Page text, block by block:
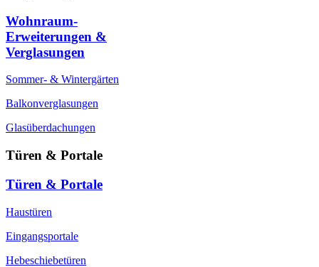
Wohnraum-
Erweiterungen &
Verglasungen
Sommer- & Wintergärten
Balkonverglasungen
Glasüberdachungen
Türen & Portale
Türen & Portale
Haustüren
Eingangsportale
Hebeschiebetüren